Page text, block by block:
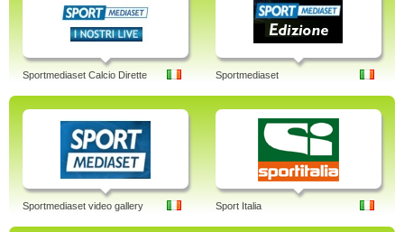
Sportmediaset Calcio Dirette Sportmediaset
Sportmediaset video gallery Sport Italia